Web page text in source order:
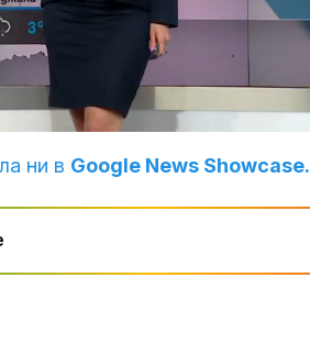
ни в Google News Showcase.